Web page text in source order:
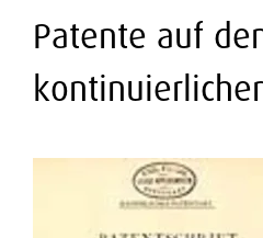
Patente auf